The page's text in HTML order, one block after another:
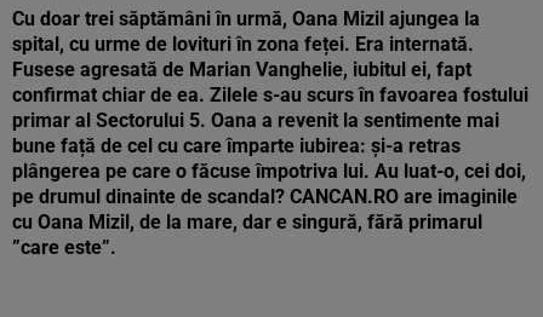
Cu doar trei săptămâni în urmă, Oana Mizil ajungea la
spital, cu urme de lovituri în zona feței. Era internată.
Fusese agresată de Marian Vanghelie, iubitul ei, fapt
confirmat chiar de ea. Zilele s-au scurs în favoarea fostului
primar al Sectorului 5. Oana a revenit la sentimente mai
bune față de cel cu care împarte iubirea: și-a retras
plângerea pe care o făcuse împotriva lui. Au luat-o, cei doi,
pe drumul dinainte de scandal? CANCAN.RO are imaginile
cu Oana Mizil, de la mare, dar e singură, fără primarul
”care este”.